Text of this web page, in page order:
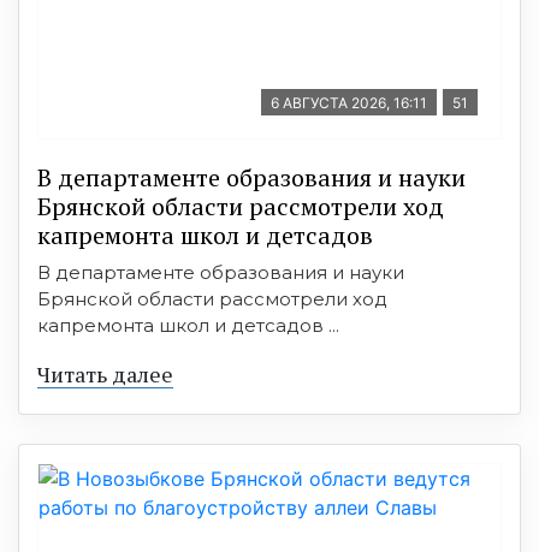
6 АВГУСТА 2026, 16:11 51
В департаменте образования и науки
Брянской области рассмотрели ход
капремонта школ и детсадов
В департаменте образования и науки
Брянской области рассмотрели ход
капремонта школ и детсадов ...
Читать далее